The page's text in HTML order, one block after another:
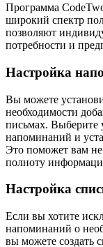
Программа
широкий спектр
позволяют
потребности и
Настройка
Вы можете
необходимости
письмах. Выберите
напоминаний и
Это поможет вам не
полноту
Настройка
Если вы хотите
напоминаний о
вы можете создать